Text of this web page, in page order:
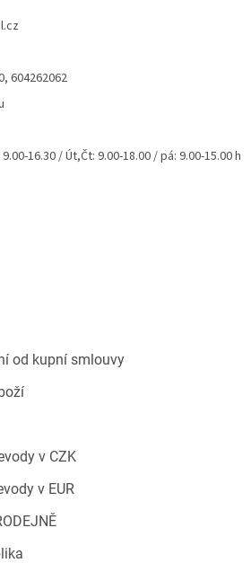
604262062
16.30 / Út,Čt: 9.00-18.00 / pá: 9.00-15.00 h
od kupní smlouvy
v CZK
v EUR